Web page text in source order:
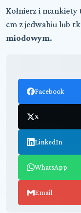
Kołnierz i
cm z jedwabiu lub
miodowym.
Facebook
X
LinkedIn
WhatsApp
Email